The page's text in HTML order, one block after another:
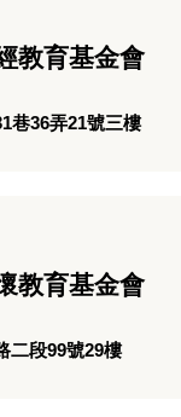
教育基金會
巷36弄21號三樓
教育基金會
二段99號29樓